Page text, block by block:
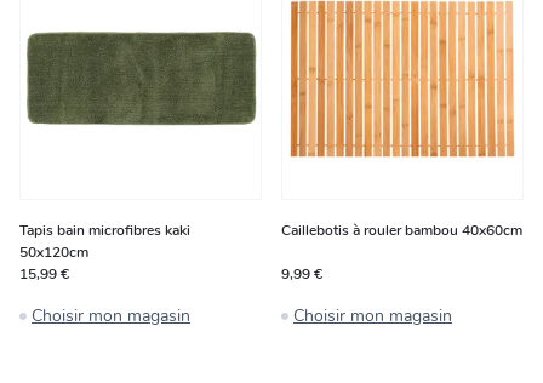
Tapis bain microfibres kaki
50x120cm
15,99 €
Choisir mon magasin
Caillebotis à rouler bambou 40x60cm
9,99 €
Choisir mon magasin